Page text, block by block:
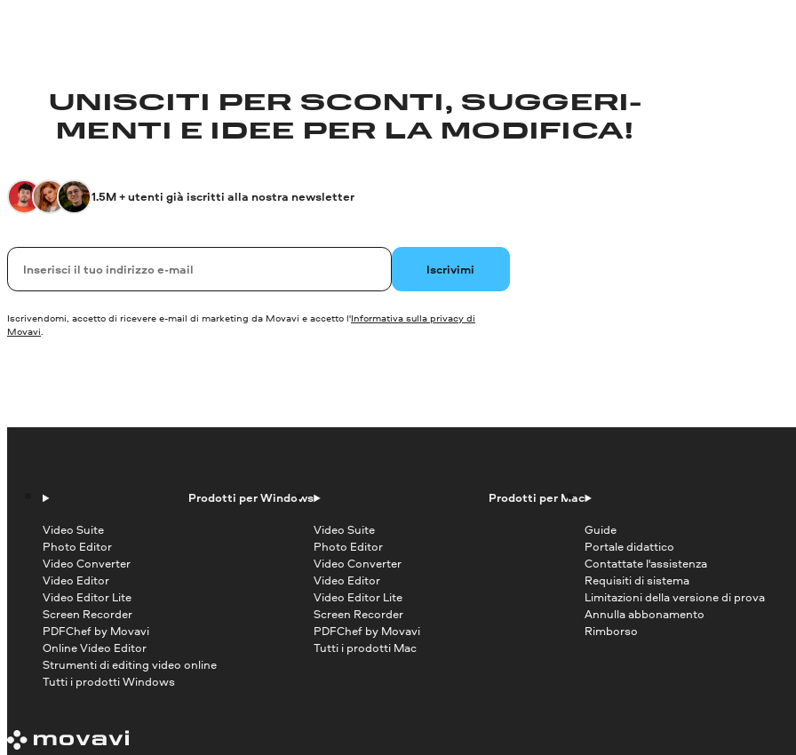
UNISCITI PER SCONTI, SUGGERI­
MENTI E IDEE PER LA MODIFICA!
1.5M + utenti già iscritti alla nostra newsletter
La tua e-mail Iscrivimi
Iscrivendomi, accetto di ricevere e-mail di marketing da Movavi e accetto l'Informativa sulla privacy di
Movavi
Prodotti per Windows
Video Suite
Photo Editor
Video Converter
Video Editor
Video Editor Lite
Screen Recorder
PDFChef by Movavi
Online Video Editor
Strumenti di editing video online
Tutti i prodotti Windows
Prodotti per Mac
Video Suite
Photo Editor
Video Converter
Video Editor
Video Editor Lite
Screen Recorder
PDFChef by Movavi
Tutti i prodotti Mac
Guide
Portale didattico
Contattate l'assistenza
Requisiti di sistema
Limitazioni della versione di prova
Annulla abbonamento
Rimborso